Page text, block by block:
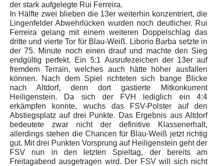
der stark aufgelegte Rui Ferreira.
In Hälfte zwei blieben die 13er weiterhin konzentriert, die
Lingenfelder Abwehrlücken wurden noch deutlicher. Rui
Ferreira gelang mit einem weiteren Doppelschlag das
dritte und vierte Tor für Blau-Weiß. Liborio Barba setzte in
der 75. Minute noch einen drauf und machte den Sieg
endgültig perfekt. Ein 5:1 Ausrufezeichen der 13er auf
fremdem Terrain, welches auch hätte höher ausfallen
können. Nach dem Spiel richteten sich bange Blicke
nach Altdorf, denn dort gastierte Mitkonkurrent
Heiligenstein. Da sich der FVH lediglich ein 4:4
erkämpfen konnte, wuchs das FSV-Polster auf den
Abstiegsplatz auf drei Punkte. Das Ergebnis aus Altdorf
bedeutete zwar nicht der definitive Klassenerhalt,
allerdings stehen die Chancen für Blau-Weiß jetzt richtig
gut. Mit drei Punkten Vorsprung auf Heiligenstein geht der
FSV nun in den letzten Spieltag, der bereits am
Freitagabend ausgetragen wird. Der FSV will sich nicht